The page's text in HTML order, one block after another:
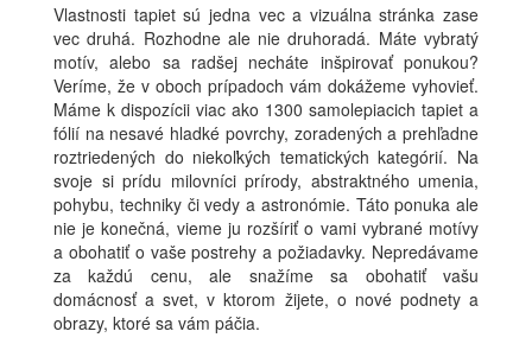
Vlastnosti tapiet sú jedna vec a vizuálna stránka zase
vec druhá. Rozhodne ale nie druhoradá. Máte vybratý
motív, alebo sa radšej necháte inšpirovať ponukou?
Veríme, že v oboch prípadoch vám dokážeme vyhovieť.
Máme k dispozícii viac ako 1300 samolepiacich tapiet a
fólií na nesavé hladké povrchy, zoradených a prehľadne
roztriedených do niekoľkých tematických kategórií. Na
svoje si prídu milovníci prírody, abstraktného umenia,
pohybu, techniky či vedy a astronómie. Táto ponuka ale
nie je konečná, vieme ju rozšíriť o vami vybrané motívy
a obohatiť o vaše postrehy a požiadavky. Nepredávame
za každú cenu, ale snažíme sa obohatiť vašu
domácnosť a svet, v ktorom žijete, o nové podnety a
obrazy, ktoré sa vám páčia.